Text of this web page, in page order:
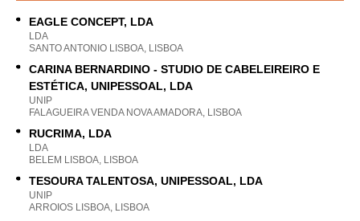
EAGLE CONCEPT, LDA
LDA
SANTO ANTONIO LISBOA, LISBOA
CARINA BERNARDINO - STUDIO DE CABELEIREIRO E
ESTÉTICA, UNIPESSOAL, LDA
UNIP
FALAGUEIRA VENDA NOVA AMADORA, LISBOA
RUCRIMA, LDA
LDA
BELEM LISBOA, LISBOA
TESOURA TALENTOSA, UNIPESSOAL, LDA
UNIP
ARROIOS LISBOA, LISBOA